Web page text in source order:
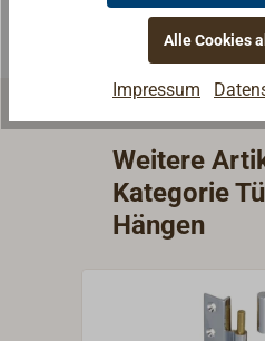
Weitere
Kategorie
Hängen
Alle Cookies
Impressum